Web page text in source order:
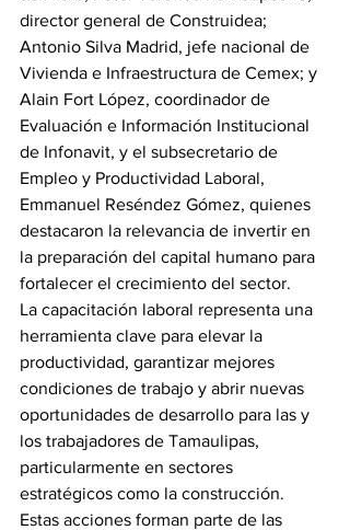
director general de Construidea;
Antonio Silva Madrid, jefe nacional de
Vivienda e Infraestructura de Cemex; y
Alain Fort López, coordinador de
Evaluación e Información Institucional
de Infonavit, y el subsecretario de
Empleo y Productividad Laboral,
Emmanuel Reséndez Gómez, quienes
destacaron la relevancia de invertir en
la preparación del capital humano para
fortalecer el crecimiento del sector.
La capacitación laboral representa una
herramienta clave para elevar la
productividad, garantizar mejores
condiciones de trabajo y abrir nuevas
oportunidades de desarrollo para las y
los trabajadores de Tamaulipas,
particularmente en sectores
estratégicos como la construcción.
Estas acciones forman parte de las